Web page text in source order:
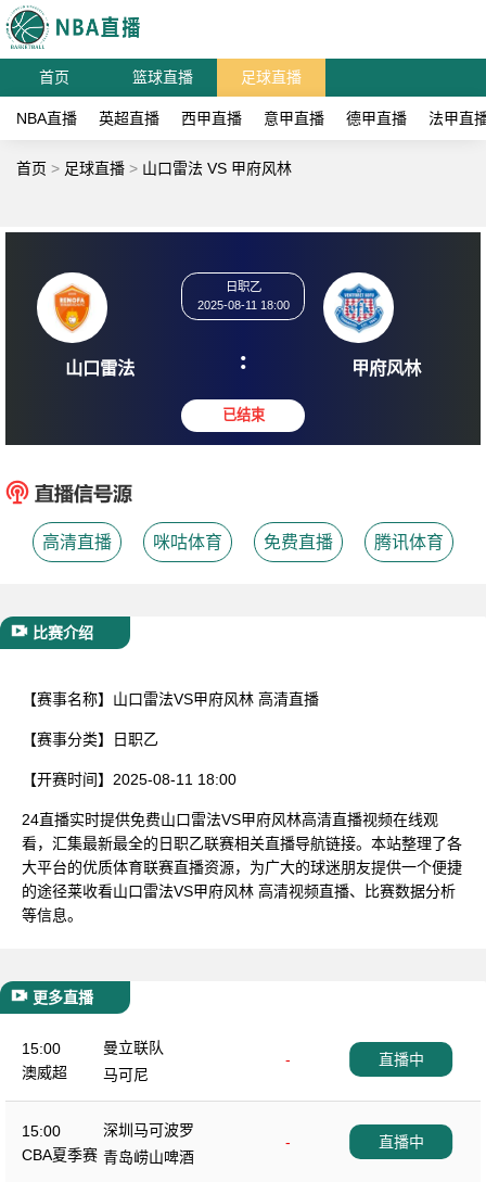
首页 篮球直播 足球直播
NBA直播 英超直播 西甲直播 意甲直播 德甲直播 法甲直
首页 > 足球直播 > 山口雷法 VS 甲府风林
山口雷法
2025-08-11 18:00
: 甲府
高清直播 咪咕体育 免费直播 腾讯体育
比赛介绍
【赛事名称】 山口雷法VS甲府风林 高清直播
【赛事分类】 日职乙
【开赛时间】 2025-08-11 18:00
24直播实时提供免费山口雷法VS甲府风林高清直播视频在线观
看，汇集最新最全的日职乙联赛相关直播导航链接。本站整理了各
大平台的优质体育联赛直播资源，为广大的球迷朋友提供一个便捷
的途径莱收看山口雷法VS甲府风林 高清视频直播、比赛数据分析
等信息。
更多直播
15:00
澳威超
曼立联队
-
马可尼
直播中
15:00
CBA夏季赛
深圳马可波罗
-
青岛崂山啤酒
直播中